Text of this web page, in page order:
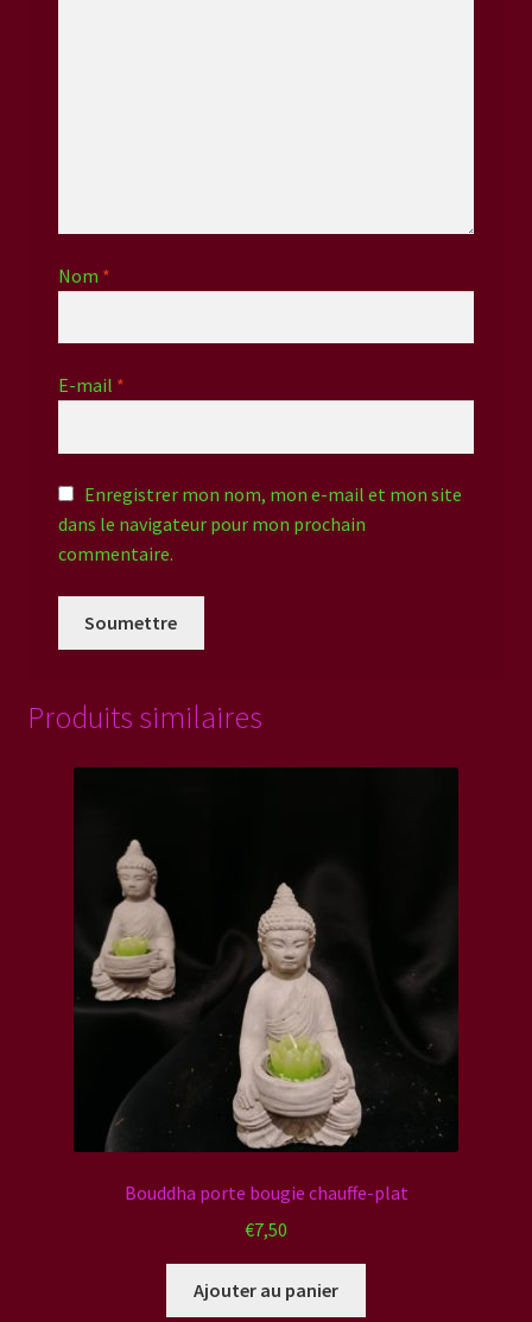
Nom *
E-mail *
Enregistrer mon nom, mon e-mail et mon site
dans le navigateur pour mon prochain
commentaire.
Produits similaires
Bouddha porte bougie chauffe-plat
€7,50
Ajouter au panier